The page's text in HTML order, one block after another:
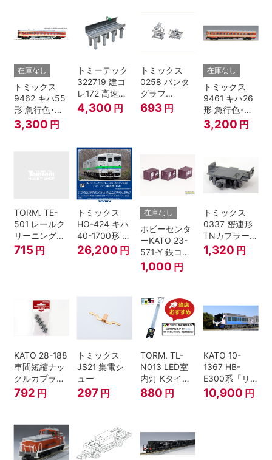
在庫なし
トミックス
9462 キハ55
形 急行色･一
段窓 Ｔ Nゲー
ジ
3,300 円
トミーテック
322719 建コ
レ172 高速道
路 Ｎゲージ
4,300 円
トミックス
0258 パンタ
グラフ
PT4811N 2個
693 円
在庫なし
トミックス
9461 キハ26
形 急行色･一
段窓 Ｔ Nゲー
ジ
3,200 円
TORM. TE-
501 レールク
リーニングリ
キッド 100ml
715 円
トミックス
HO-424 キハ
40-1700形 タ
イフォン撤去
車 M HOゲー
26,200 円
在庫なし
ホビーセンタ
ーKATO 23-
571-Y 鉄コン
2021コンテナ
3個セット N
1,000 円
トミックス
0337 密連形
TNカプラー
(6個入・SPタ
イプ)
1,320 円
KATO 28-188
車間短縮ナッ
クルカプラー
灰 (ボギー貨
792 円
トミックス
JS21 集電シ
ュー
297 円
TORM. TL-
N013 LED室
内灯 Kタイ
プ・白色 1本
鉄道模型
880 円
KATO 10-
1367 HB-
E300系「リ
ゾートしらか
み・青池編
10,900 円